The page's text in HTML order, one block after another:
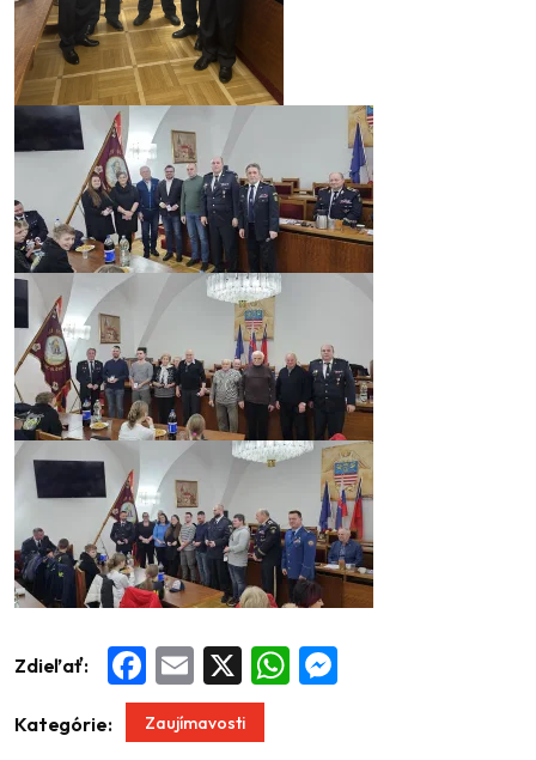
Zdieľať: Facebook
Email WhatsApp
Kategórie: Zaujímavosti